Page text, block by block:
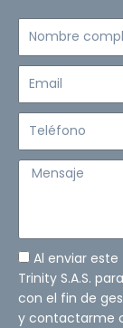
Mensaje
Al enviar
Trinity S.A.S.
con el fin de
y contactarme